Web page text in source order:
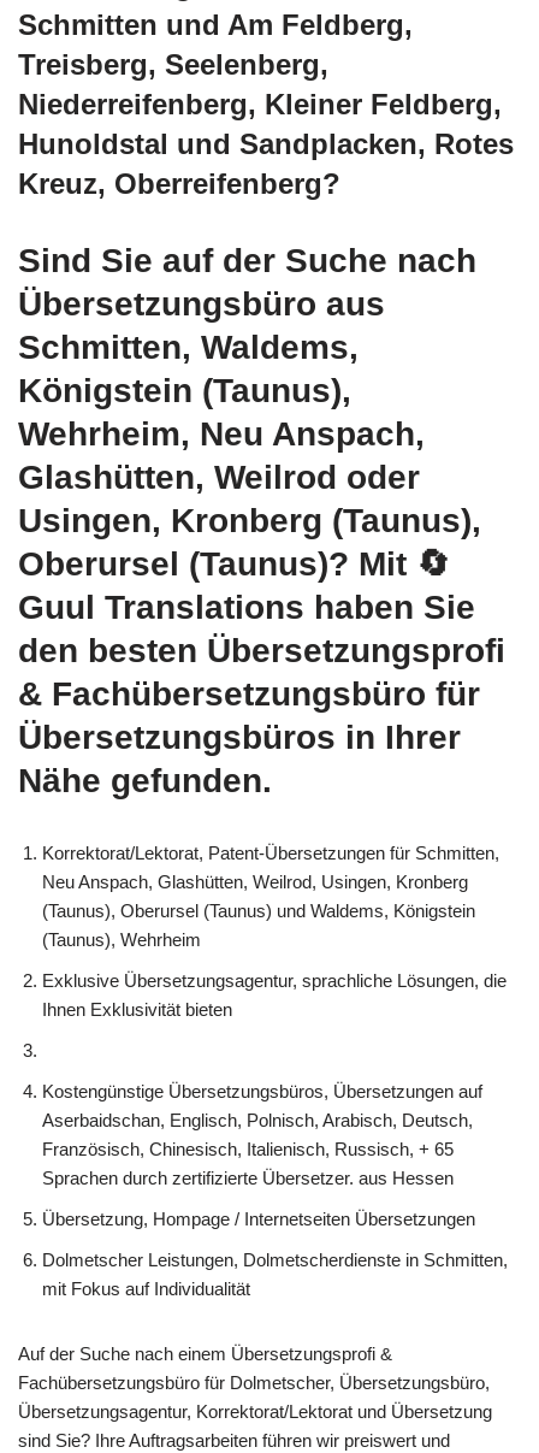
Schmitten und Am Feldberg,
Treisberg, Seelenberg,
Niederreifenberg, Kleiner Feldberg,
Hunoldstal und Sandplacken, Rotes
Kreuz, Oberreifenberg?
Sind Sie auf der Suche nach
Übersetzungsbüro aus
Schmitten, Waldems,
Königstein (Taunus),
Wehrheim, Neu Anspach,
Glashütten, Weilrod oder
Usingen, Kronberg (Taunus),
Oberursel (Taunus)? Mit 🔄
Guul Translations haben Sie
den besten Übersetzungsprofi
& Fachübersetzungsbüro für
Übersetzungsbüros in Ihrer
Nähe gefunden.
Korrektorat/Lektorat, Patent-Übersetzungen für Schmitten,
Neu Anspach, Glashütten, Weilrod, Usingen, Kronberg
(Taunus), Oberursel (Taunus) und Waldems, Königstein
(Taunus), Wehrheim
Exklusive Übersetzungsagentur, sprachliche Lösungen, die
Ihnen Exklusivität bieten
Kostengünstige Übersetzungsbüros, Übersetzungen auf
Aserbaidschan, Englisch, Polnisch, Arabisch, Deutsch,
Französisch, Chinesisch, Italienisch, Russisch, + 65
Sprachen durch zertifizierte Übersetzer. aus Hessen
Übersetzung, Hompage / Internetseiten Übersetzungen
Dolmetscher Leistungen, Dolmetscherdienste in Schmitten,
mit Fokus auf Individualität
Auf der Suche nach einem Übersetzungsprofi &
Fachübersetzungsbüro für Dolmetscher, Übersetzungsbüro,
Übersetzungsagentur, Korrektorat/Lektorat und Übersetzung
sind Sie? Ihre Auftragsarbeiten führen wir preiswert und